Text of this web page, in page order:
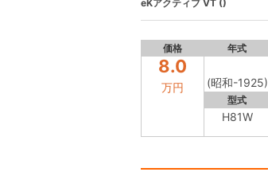
eKアクティブVT ()
価格 年式
8.0
万円 (昭和-1925)
型式
H81W